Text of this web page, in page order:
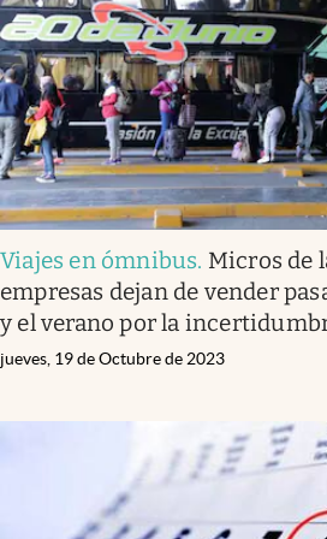
Viajes en ómnibus. Micros de
empresas dejan de vender
y el verano por la
jueves, 19 de Octubre de 2023